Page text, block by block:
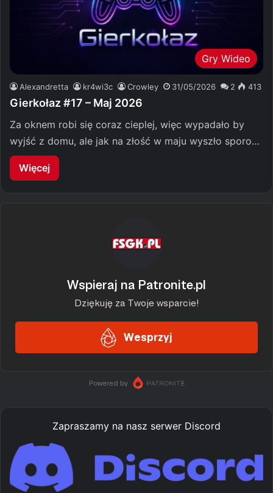
Gry Wideo
Alexandretta kr4wi3c Crowley 31/05/2026 2 413
Gierkołaz #17 – Maj 2026
Za oknem robi się coraz cieplej, więc wypadało by
wyjść z domu, ale jak na złość w maju wyszło sporo…
Więcej
Zapraszamy na nasz serwer Discord